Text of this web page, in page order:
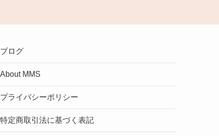
ブログ
About MMS
プライバシーポリシー
特定商取引法に基づく表記